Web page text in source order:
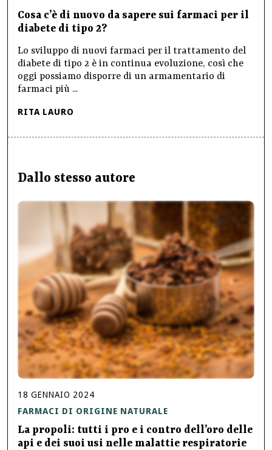
Cosa c’è di nuovo da sapere sui farmaci per il
diabete di tipo 2?
Lo sviluppo di nuovi farmaci per il trattamento del
diabete di tipo 2 è in continua evoluzione, così che
oggi possiamo disporre di un armamentario di
farmaci più ...
RITA LAURO
Dallo stesso autore
18 GENNAIO 2024
FARMACI DI ORIGINE NATURALE
La propoli: tutti i pro e i contro dell’oro delle
api e dei suoi usi nelle malattie respiratorie